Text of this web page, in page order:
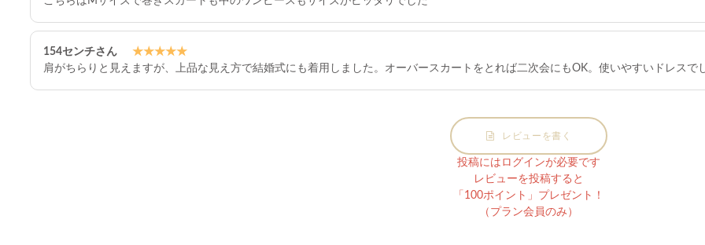
154センチさん
★★★★★
肩がちらりと見えますが、上品な見え方で結婚式にも着用しました。オーバースカートをとれば二次会にもOK。使いやすいドレスで
レビューを書く
投稿にはログインが必要です
レビューを投稿すると
「100ポイント」プレゼント！
（プラン会員のみ）